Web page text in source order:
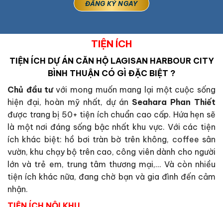
TIỆN ÍCH
TIỆN ÍCH DỰ ÁN CĂN HỘ LAGISAN HARBOUR CITY
BÌNH THUẬN CÓ GÌ ĐẶC BIỆT ?
Chủ đầu tưvới mong muốn mang lại một cuộc sống
hiện đại, hoàn mỹ nhất, dự án Seahara Phan Thiết
được trang bị 50+ tiện ích chuẩn cao cấp. Hứa hẹn sẽ
là một nơi đáng sống bậc nhất khu vực. Với các tiện
ích khác biệt: hồ bơi tràn bờ trên không, coffee sân
vườn, khu chạy bộ trên cao, công viên dành cho người
lớn và trẻ em, trung tâm thương mại,… Và còn nhiều
tiện ích khác nữa, đang chờ bạn và gia đình đến cảm
nhận.